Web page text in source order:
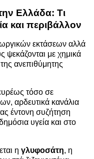
Ελλάδα: Τι
και περιβάλλον
εκτάσεων αλλά
ψεκάζονται με χημικά
ανεπιθύμητης
τόσο σε
αρδευτικά κανάλια
έντονη συζήτηση
υγεία και στο
η γλυφοσάτη, η